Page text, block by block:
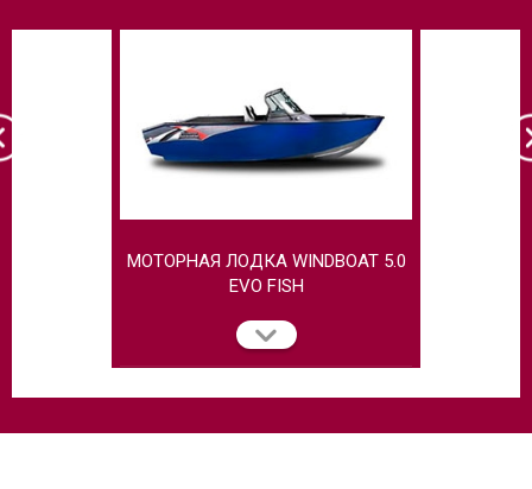
МОТОРНАЯ ЛОДКА WINDBOAT 5.0
EVO FISH